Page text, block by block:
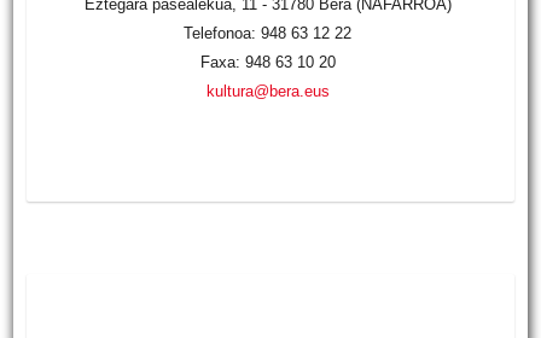
Eztegara pasealekua, 11 - 31780 Bera (NAFARROA)
Telefonoa: 948 63 12 22
Faxa: 948 63 10 20
kultura@bera.eus